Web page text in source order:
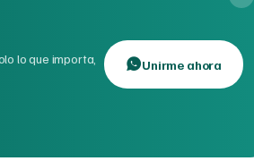
lo que importa,
Unirme ahora